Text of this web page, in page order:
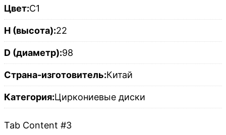
Цвет:C1
H (высота):22
D (диаметр):98
Страна-изготовитель:Китай
Категория:Циркониевые диски
Tab Content #3